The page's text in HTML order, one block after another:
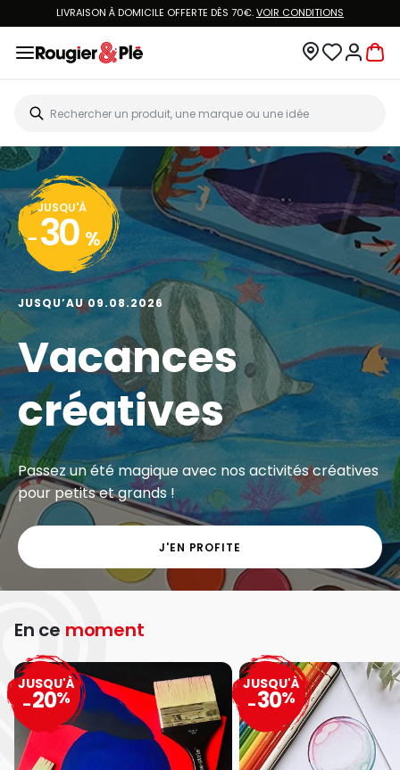
LIVRAISON À DOMICILE OFFERTE DÈS 70€.VOIR CONDITIONS
JUSQU'À
- 30 %
JUSQU’AU 09.08.2026
Vacances
créatives
Passez un été magique avec nos activités créatives
pour petits et grands !
J'EN PROFITE
En ce moment
JUSQU'À
-20%
JUSQU'À
-30%